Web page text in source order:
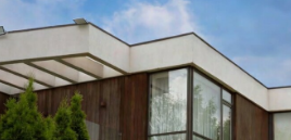
Тип недвижимости
Ремонт
Ремонт